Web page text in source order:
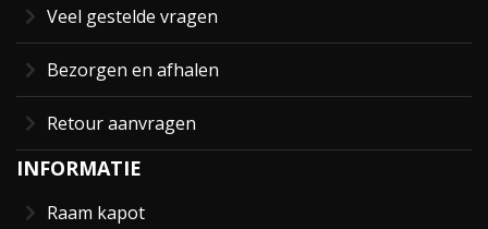
Veel gestelde vragen
Bezorgen en afhalen
Retour aanvragen
INFORMATIE
Raam kapot